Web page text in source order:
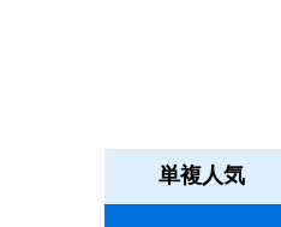
単複人気